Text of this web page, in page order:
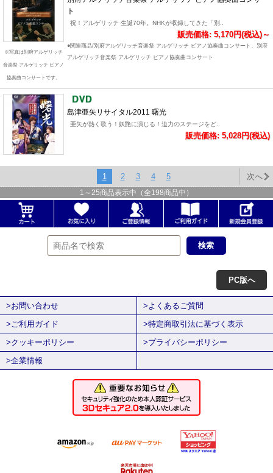
※写真は別府アルゲリッチ
音楽祭 アルゲリッチ ピアノ
協奏曲コンサートです。
ト
祝！アルゲリッチ 生誕70年。NHKが収録してきた「別..
販売価格: 5,170円(税込)～
●関連商品/別府アルゲリッチ音楽祭 アルゲリッチ ピアノ協奏曲コンサート、別府
アルゲリッチ音楽祭 アルゲリッチ ピアノ協奏曲コンサート
島津亜矢リサイタル2011 曙光
亜矢が熱く歌う！妖艶に演じる！迫力のステージをど..
販売価格: 5,028円(税込)
1 2 3 4 5 次へ
1 ～ 25商品表示中（全198商品中）
PC版へ
>お問い合わせ
>よくあるご質問
>ご利用ガイド
>特定商取引法に基づく表示
>クッキーポリシー
>プライバシーポリシー
>企業情報